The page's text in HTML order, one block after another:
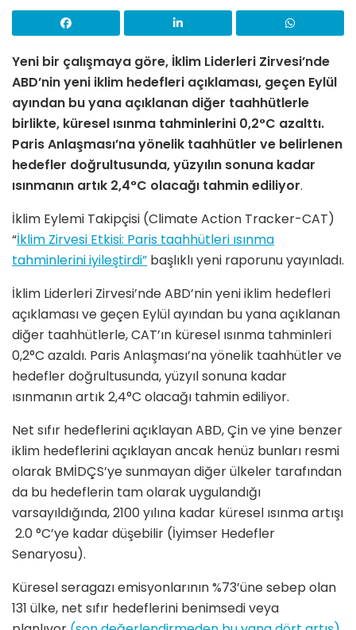
Yeni bir çalışmaya göre, İklim Liderleri Zirvesi’nde
ABD’nin yeni iklim hedefleri açıklaması, geçen Eylül
ayından bu yana açıklanan diğer taahhütlerle
birlikte, küresel ısınma tahminlerini 0,2°C azalttı.
Paris Anlaşması’na yönelik taahhütler ve belirlenen
hedefler doğrultusunda, yüzyılın sonuna kadar
ısınmanın artık 2,4°C olacağı tahmin ediliyor.
İklim Eylemi Takipçisi (Climate Action Tracker-CAT)
“İklim Zirvesi Etkisi: Paris taahhütleri ısınma
tahminlerini iyileştirdi” başlıklı yeni raporunu yayınladı.
İklim Liderleri Zirvesi’nde ABD’nin yeni iklim hedefleri
açıklaması ve geçen Eylül ayından bu yana açıklanan
diğer taahhütlerle, CAT’ın küresel ısınma tahminleri
0,2°C azaldı. Paris Anlaşması’na yönelik taahhütler ve
hedefler doğrultusunda, yüzyıl sonuna kadar
ısınmanın artık 2,4°C olacağı tahmin ediliyor.
Net sıfır hedeflerini açıklayan ABD, Çin ve yine benzer
iklim hedeflerini açıklayan ancak henüz bunları resmi
olarak BMİDÇS’ye sunmayan diğer ülkeler tarafından
da bu hedeflerin tam olarak uygulandığı
varsayıldığında, 2100 yılına kadar küresel ısınma artışı
2.0 °C’ye kadar düşebilir (İyimser Hedefler
Senaryosu).
Küresel seragazı emisyonlarının %73’üne sebep olan
131 ülke, net sıfır hedeflerini benimsedi veya